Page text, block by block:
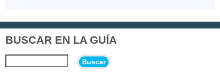
BUSCAR EN LA GUÍA
Buscar